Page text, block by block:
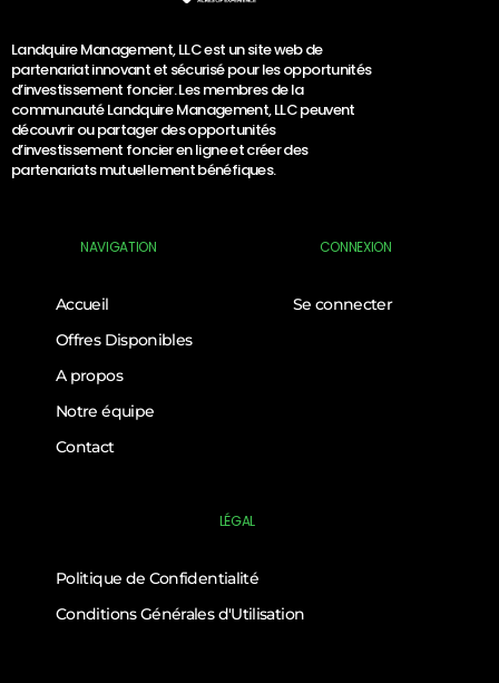
Landquire Management, LLC est un site web de
partenariat innovant et sécurisé pour les opportunités
d’investissement foncier. Les membres de la
communauté Landquire Management, LLC peuvent
découvrir ou partager des opportunités
d’investissement foncier en ligne et créer des
partenariats mutuellement bénéfiques.
NAVIGATION
Accueil
Offres Disponibles
A propos
Notre équipe
Contact
CONNEXION
Se connecter
LÉGAL
Politique de Confidentialité
Conditions Générales d'Utilisation